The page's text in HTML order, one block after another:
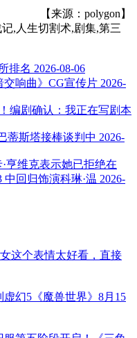
【来源：polygon】
记,人生切割术,剧集,第三
排名 2026-08-06
交响曲》CG宣传片 2026-
编剧确认：我正在写剧本
蒂斯塔接棒谈判中 2026-
亨维克表示她已拒绝在
中回归饰演科琳·温 2026-
这个表情太好看，直接
幻5《魔兽世界》8月15